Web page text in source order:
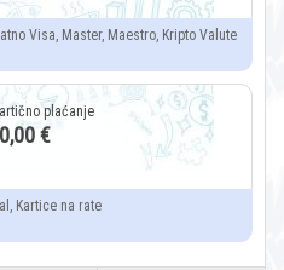
Visa, Master, Maestro, Kripto Valute
€
Kartice na rate